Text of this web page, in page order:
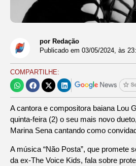
por Redação
Publicado em 03/05/2024, às
COMPARTILHE:
A cantora e compositora baiana Lou
quinta-feira (2) o seu mais novo
Marina Sena cantando como
A música “Não Posta”, que promete
da ex-The Voice Kids, fala sobre